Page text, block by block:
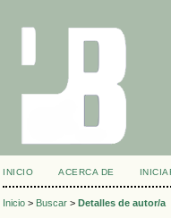
INICIO ACERCA DE
Inicio > Buscar > Detalles de autor/a